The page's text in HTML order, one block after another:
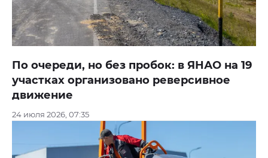
По очереди, но без пробок: в ЯНАО на 19
участках организовано реверсивное
движение
24 июля 2026, 07:35